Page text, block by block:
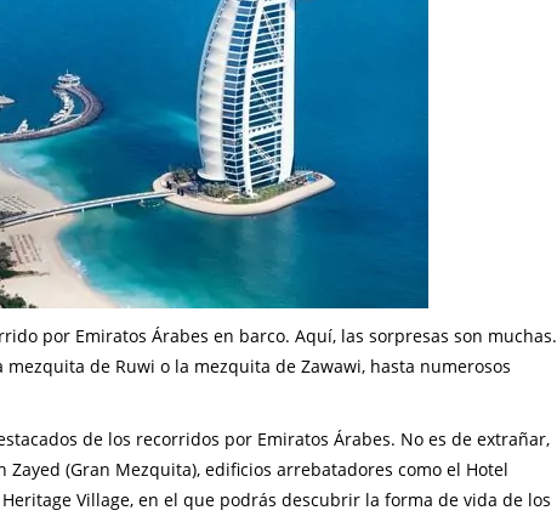
por Emiratos Árabes en barco. Aquí, las sorpresas son muchas.
de Ruwi o la mezquita de Zawawi, hasta numerosos
de los recorridos por Emiratos Árabes. No es de extrañar,
(Gran Mezquita), edificios arrebatadores como el Hotel
Village, en el que podrás descubrir la forma de vida de los